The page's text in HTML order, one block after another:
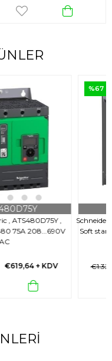
Electric , ATS480D32Y ,
starter ATS480 32A 208 to
ATS480D32Y
€442,60 + KDV
€1.328,00